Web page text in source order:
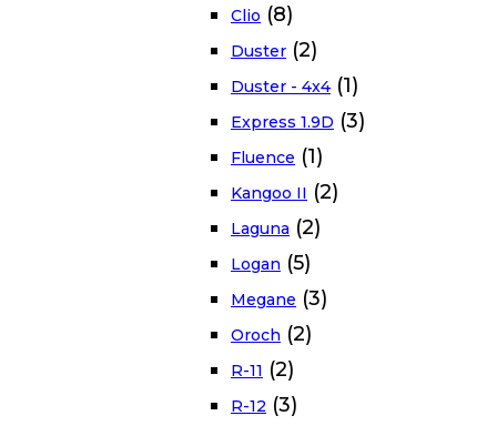
Clio (8)
Duster (2)
Duster - 4x4 (1)
Express 1.9D (3)
Fluence (1)
Kangoo II (2)
Laguna (2)
Logan (5)
Megane (3)
Oroch (2)
R-11 (2)
R-12 (3)